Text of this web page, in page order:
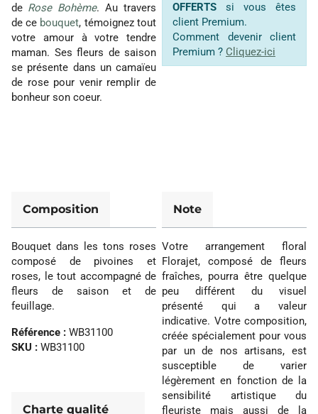
de Rose Bohème. Au travers
de ce bouquet, témoignez tout
votre amour à votre tendre
maman. Ses fleurs de saison
se présente dans un camaïeu
de rose pour venir remplir de
bonheur son coeur.
OFFERTS si vous êtes
client Premium.
Comment devenir client
Premium ? Cliquez-ici
Composition
Bouquet dans les tons roses
composé de pivoines et
roses, le tout accompagné de
fleurs de saison et de
feuillage.
Référence : WB31100
SKU : WB31100
Charte qualité
Note
Votre arrangement floral
Florajet, composé de fleurs
fraîches, pourra être quelque
peu différent du visuel
présenté qui a valeur
indicative. Votre composition,
créée spécialement pour vous
par un de nos artisans, est
susceptible de varier
légèrement en fonction de la
sensibilité artistique du
fleuriste mais aussi de la